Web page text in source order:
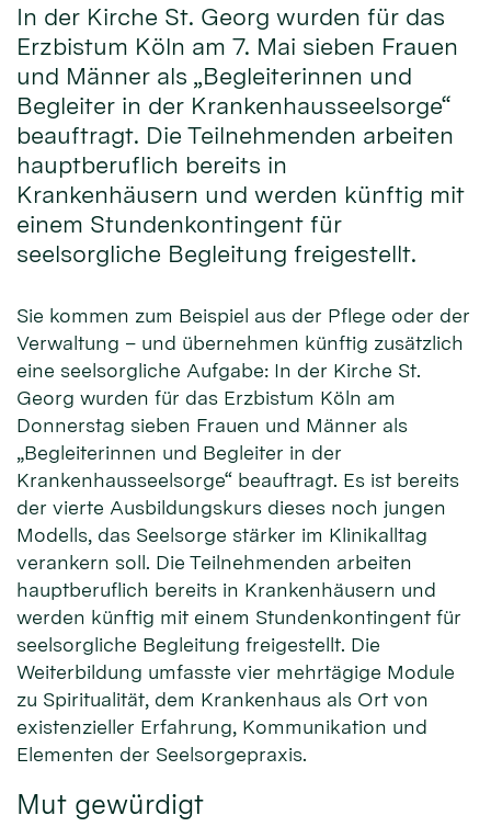
In der Kirche St. Georg wurden für das
Erzbistum Köln am 7. Mai sieben Frauen
und Männer als „Begleiterinnen und
Begleiter in der Krankenhausseelsorge“
beauftragt. Die Teilnehmenden arbeiten
hauptberuflich bereits in
Krankenhäusern und werden künftig mit
einem Stundenkontingent für
seelsorgliche Begleitung freigestellt.
Sie kommen zum Beispiel aus der Pflege oder der
Verwaltung – und übernehmen künftig zusätzlich
eine seelsorgliche Aufgabe: In der Kirche St.
Georg wurden für das Erzbistum Köln am
Donnerstag sieben Frauen und Männer als
„Begleiterinnen und Begleiter in der
Krankenhausseelsorge“ beauftragt. Es ist bereits
der vierte Ausbildungskurs dieses noch jungen
Modells, das Seelsorge stärker im Klinikalltag
verankern soll. Die Teilnehmenden arbeiten
hauptberuflich bereits in Krankenhäusern und
werden künftig mit einem Stundenkontingent für
seelsorgliche Begleitung freigestellt. Die
Weiterbildung umfasste vier mehrtägige Module
zu Spiritualität, dem Krankenhaus als Ort von
existenzieller Erfahrung, Kommunikation und
Elementen der Seelsorgepraxis.
Mut gewürdigt